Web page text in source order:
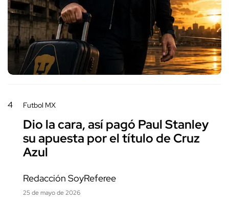
4 Futbol MX
Dio la cara, así pagó Paul Stanley
su apuesta por el título de Cruz
Azul
Redacción SoyReferee
25 de mayo de 2026